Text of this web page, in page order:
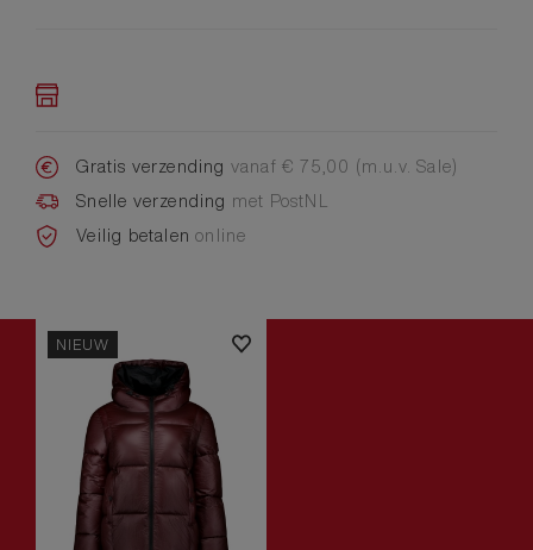
Gratis verzending vanaf € 75,00 (m.u.v. Sale)
Snelle verzending met PostNL
Veilig betalenonline
NIEUW